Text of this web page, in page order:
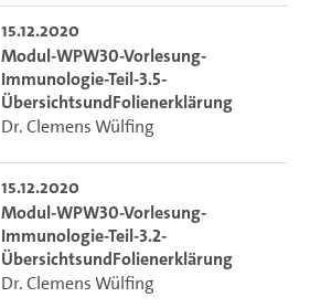
15.12.2020
Modul-WPW30-Vorlesung-
Immunologie-Teil-3.5-
ÜbersichtsundFolienerklärung
Dr. Clemens Wülfing
15.12.2020
Modul-WPW30-Vorlesung-
Immunologie-Teil-3.2-
ÜbersichtsundFolienerklärung
Dr. Clemens Wülfing